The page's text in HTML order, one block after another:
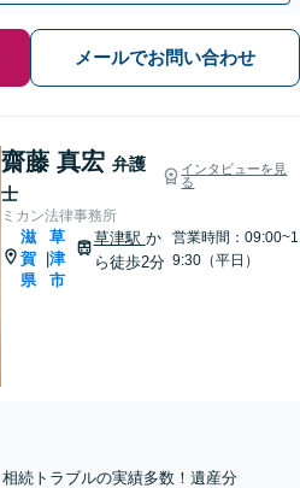
メールでお問い合わせ
齋藤 真宏 弁護
士
インタビューを見
る
ミカン法律事務所
滋
賀
県
草
津
市
草津駅 か
ら徒歩2分
営業時間：09:00~1
9:30（平日）
続トラブルの実績多数！遺産分